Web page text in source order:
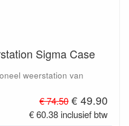
Sigma Case
weerstation van
€ 74.50 € 49.90
€ 60.38 inclusief btw